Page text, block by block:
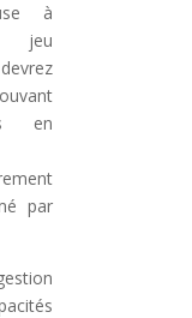
à
jeu
en
par